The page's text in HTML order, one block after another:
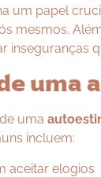
um papel
mesmos.
inseguranças
uma
uma
incluem:
aceitar elogios